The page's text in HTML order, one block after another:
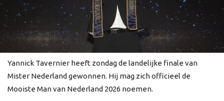
Yannick Tavernier heeft zondag de landelijke finale van
Mister Nederland gewonnen. Hij mag zich officieel de
Mooiste Man van Nederland 2026 noemen.